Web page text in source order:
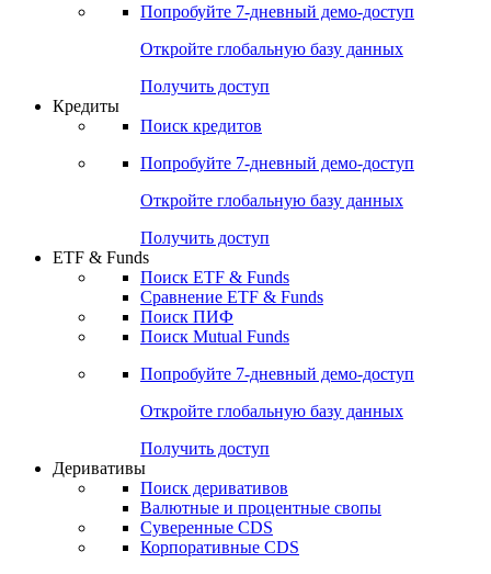
Попробуйте 7-дневный демо-доступ
Откройте глобальную базу данных
Получить доступ
Кредиты
Поиск кредитов
Попробуйте 7-дневный демо-доступ
Откройте глобальную базу данных
Получить доступ
ETF & Funds
Поиск ETF & Funds
Сравнение ETF & Funds
Поиск ПИФ
Поиск Mutual Funds
Попробуйте 7-дневный демо-доступ
Откройте глобальную базу данных
Получить доступ
Деривативы
Поиск деривативов
Валютные и процентные свопы
Суверенные CDS
Корпоративные CDS